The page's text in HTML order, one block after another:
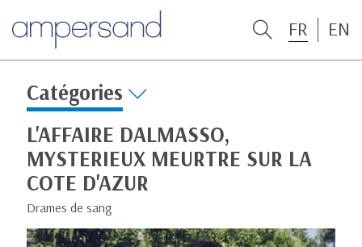
FR EN
Catégories
L'AFFAIRE DALMASSO,
MYSTERIEUX MEURTRE SUR LA
COTE D'AZUR
Drames de sang